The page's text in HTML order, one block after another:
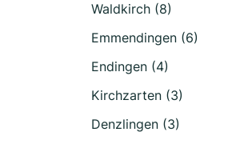
Waldkirch (8)
Emmendingen (6)
Endingen (4)
Kirchzarten (3)
Denzlingen (3)